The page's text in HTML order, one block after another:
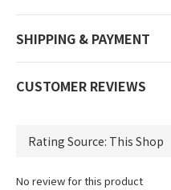
SHIPPING & PAYMENT
CUSTOMER REVIEWS
No review for this product